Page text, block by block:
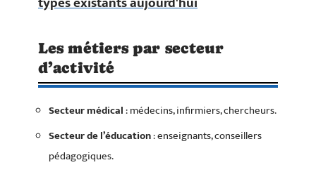
Les métiers par secteur
d’activité
Secteur médical: médecins, infirmiers, chercheurs.
Secteur de l’éducation: enseignants, conseillers
pédagogiques.